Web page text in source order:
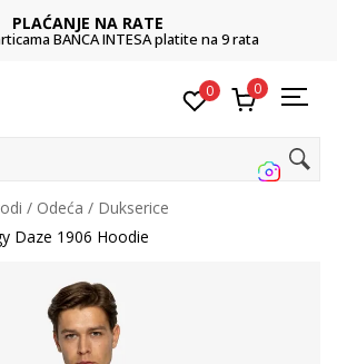
PLAĆANJE NA RATE
BANCA INTESA platite na 9 rata
0 0
Odeća
Dukserice
Daze 1906 Hoodie